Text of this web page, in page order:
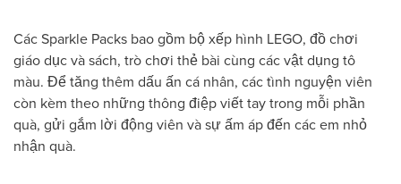
Các Sparkle Packs bao gồm bộ xếp hình LEGO, đồ chơi
giáo dục và sách, trò chơi thẻ bài cùng các vật dụng tô
màu. Để tăng thêm dấu ấn cá nhân, các tình nguyện viên
còn kèm theo những thông điệp viết tay trong mỗi phần
quà, gửi gắm lời động viên và sự ấm áp đến các em nhỏ
nhận quà.